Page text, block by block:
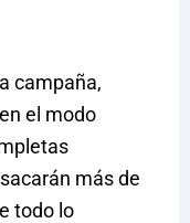
campaña,
el modo
más de
todo lo